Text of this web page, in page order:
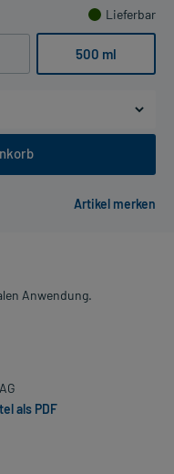
Lieferbar
500 ml
Anwendung.
als PDF